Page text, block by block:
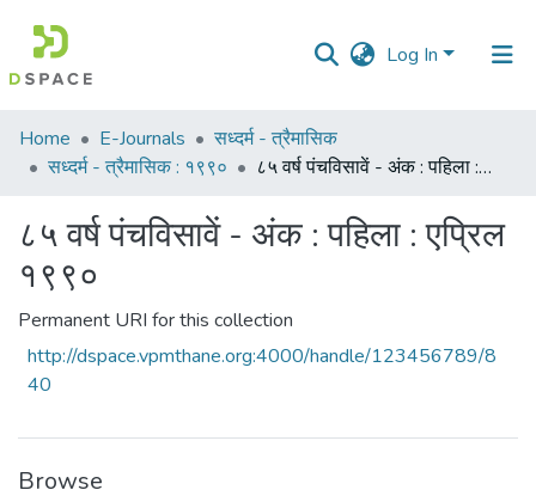
Log In
Communities
&
All of DSpace
Home E-Journals
सध्दर्म - त्रैमासिक
सध्दर्म - त्रैमासिक : १९९०
८५ वर्ष पंचविसावें - अंक : पहिला : एप्रिल १९९०
८५ वर्ष पंचविसावें - अंक : पहिला : एप्रिल
१९९०
Permanent URI for this collection
http://dspace.vpmthane.org:4000/handle/123456789/8
40
Browse